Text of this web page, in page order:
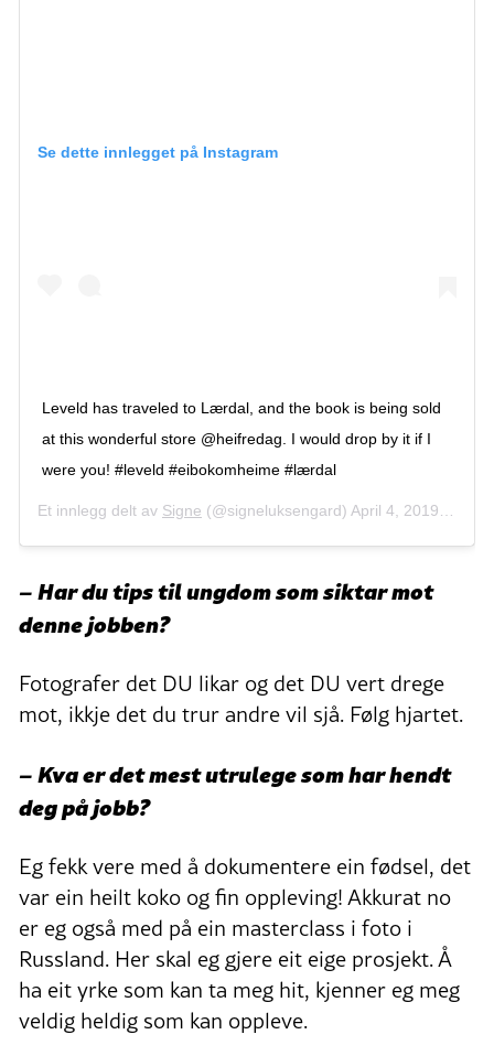
Se dette innlegget på Instagram
Leveld has traveled to Lærdal, and the book is being sold
at this wonderful store @heifredag. I would drop by it if I
were you! #leveld #eibokomheime #lærdal
Et innlegg delt av Signe (@signeluksengard) April 4, 2019 kl. 1:36 PDT
– Har du tips til ungdom som siktar mot
denne jobben?
Fotografer det DU likar og det DU vert drege
mot, ikkje det du trur andre vil sjå. Følg hjartet.
– Kva er det mest utrulege som har hendt
deg på jobb?
Eg fekk vere med å dokumentere ein fødsel, det
var ein heilt koko og fin oppleving! Akkurat no
er eg også med på ein masterclass i foto i
Russland. Her skal eg gjere eit eige prosjekt. Å
ha eit yrke som kan ta meg hit, kjenner eg meg
veldig heldig som kan oppleve.